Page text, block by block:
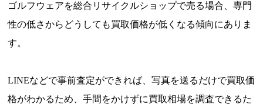
ゴルフウェアを総合リサイクルショップで売る場合、専門
性の低さからどうしても買取価格が低くなる傾向にありま
す。
LINEなどで事前査定ができれば、写真を送るだけで買取価
格がわかるため、手間をかけずに買取相場を調査できるた